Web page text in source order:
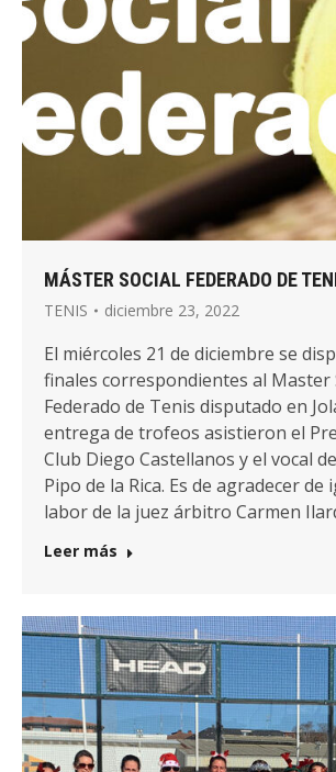
MÁSTER SOCIAL FEDERADO DE
TENIS diciembre 23, 2022
El miércoles 21 de diciembre se
finales correspondientes al Master
Federado de Tenis disputado en
entrega de trofeos asistieron el
Club Diego Castellanos y el vocal
Pipo de la Rica. Es de agradecer de
labor de la juez árbitro Carmen
Leer más